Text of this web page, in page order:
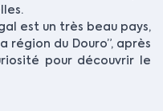
est un très beau pays,
région du Douro”, après
pour découvrir le